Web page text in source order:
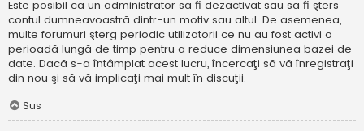
Este posibil ca un administrator să fi dezactivat sau să fi şters
contul dumneavoastră dintr-un motiv sau altul. De asemenea,
multe forumuri şterg periodic utilizatorii ce nu au fost activi o
perioadă lungă de timp pentru a reduce dimensiunea bazei de
date. Dacă s-a întâmplat acest lucru, încercaţi să vă înregistraţi
din nou şi să vă implicaţi mai mult în discuţii.
Sus